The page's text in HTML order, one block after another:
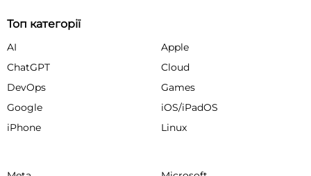
Топ категорії
AI
Apple
ChatGPT
Cloud
DevOps
Games
Google
iOS/iPadOS
iPhone
Linux